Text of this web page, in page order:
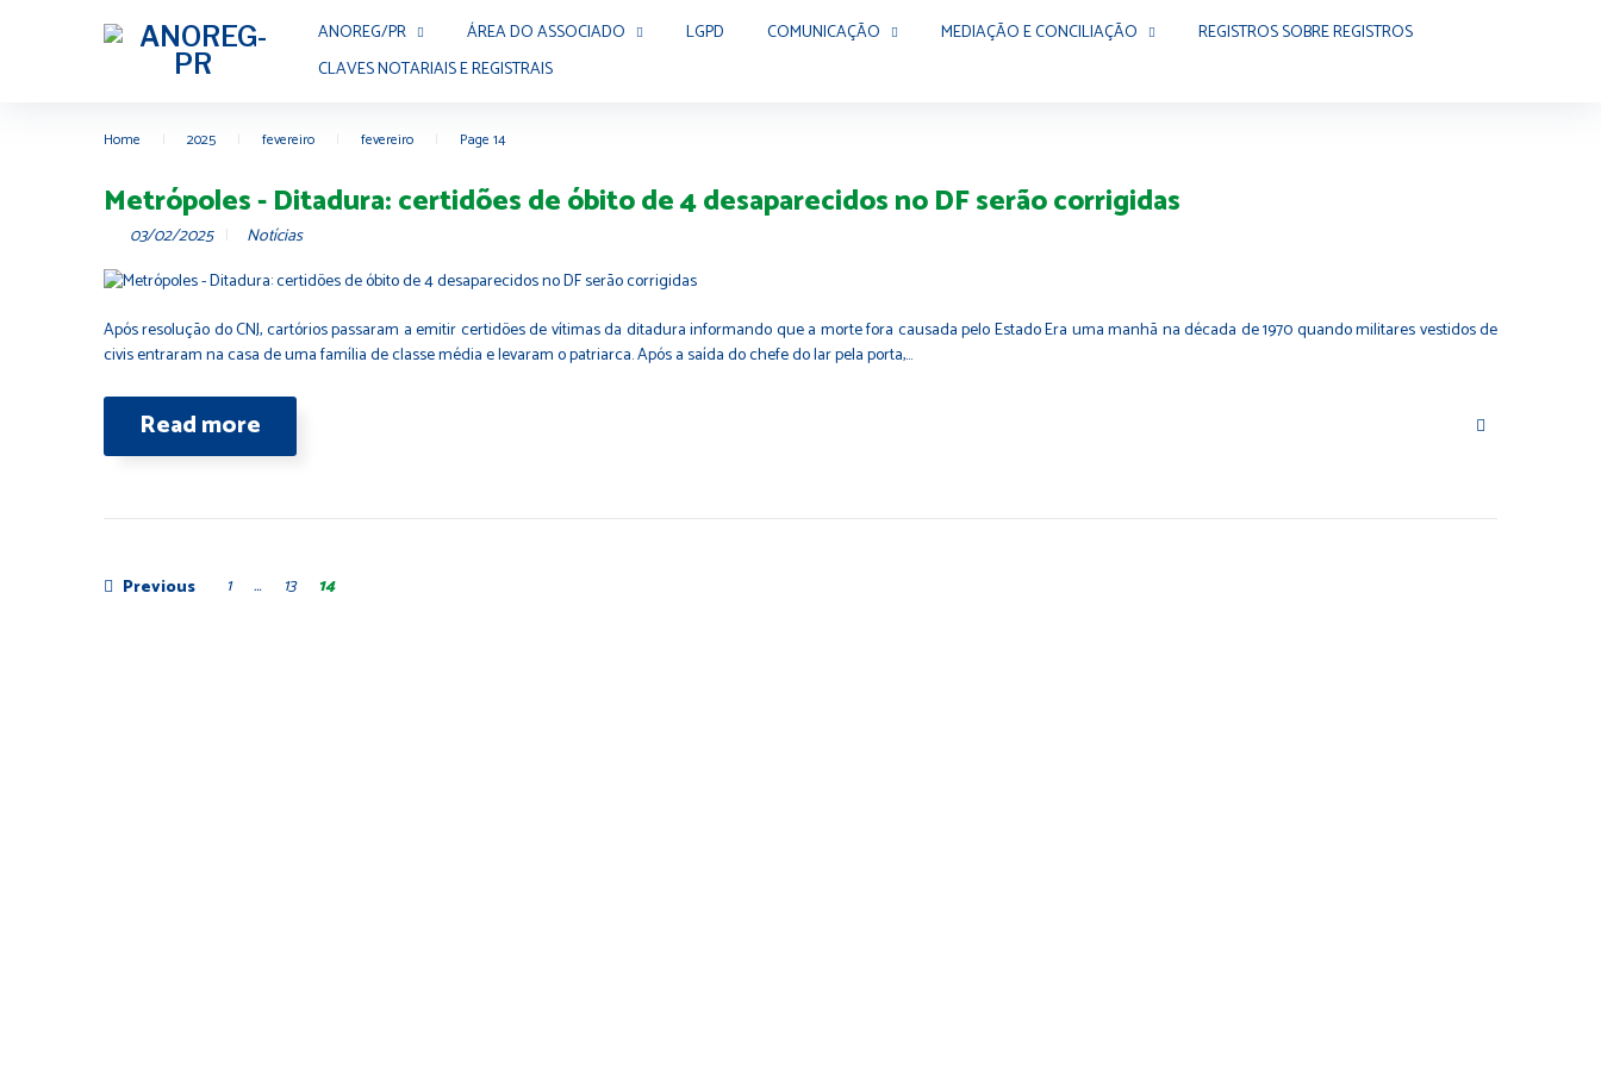
ANOREG/PR ÁREA DO ASSOCIADO LGPD COMUNICAÇÃO MEDIAÇÃO E CONCILIAÇÃO
REGISTROS SOBRE REGISTROS
CLAVES NOTARIAIS E REGISTRAIS
Home 2025 fevereiro fevereiro Page 14
Metrópoles - Ditadura: certidões de óbito de 4 desaparecidos no DF serão corrigidas
03/02/2025 Notícias
Após resolução do CNJ, cartórios passaram a emitir certidões de vítimas da ditadura informando que a morte fora causada pelo Estado Era uma manhã na década de 1970 quando militares vestidos de
civis entraram na casa de uma família de classe média e levaram o patriarca. Após a saída do chefe do lar pela porta,…
Read more
Previous 1 … 13 14